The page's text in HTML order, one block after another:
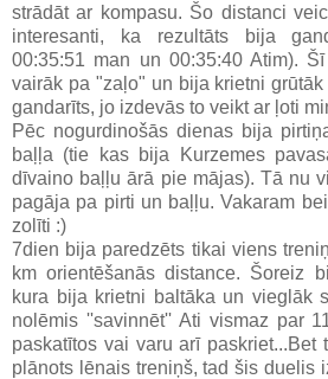
strādāt ar kompasu. Šo distanci
interesanti, ka rezultāts bija
00:35:51 man un 00:35:40 Atim).
vairāk pa "zaļo" un bija krietni
gandarīts, jo izdevās to veikt ar ļoti
Pēc nogurdinošās dienas bija
baļļa (tie kas bija Kurzemes
dīvaino baļļu ārā pie mājas). Tā nu
pagāja pa pirti un baļļu. Vakaram
zolīti :)
7dien bija paredzēts tikai viens
km orientēšanās distance. Šoreiz
kura bija krietni baltāka un vieglāk
nolēmis ''savinnēt'' Ati vismaz par
paskatītos vai varu arī paskriet...Bet
plānots lēnais treniņš, tad šis duelis